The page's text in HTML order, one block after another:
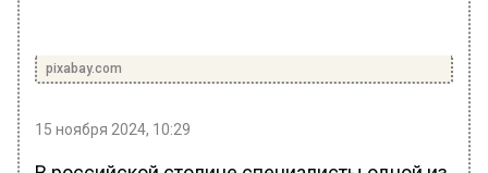
pixabay.com
15 ноября 2024, 10:29